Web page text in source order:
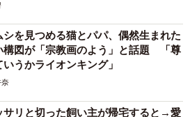
」と読み始めた読者はこの展開
けで「子育てママの漫画」で間違
方に見えている世界は本人にとっ
界なので、私にとって今一番イメ
シを見つめる猫とパパ、偶然生まれた
構図が「宗教画のよう」と話題 「尊
うかライオンキング」
奈
サリと切った飼い主が帰宅すると→愛